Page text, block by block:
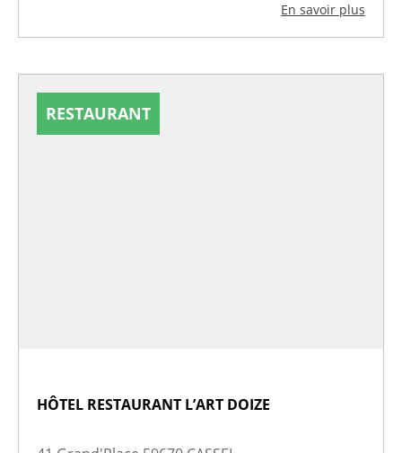
En savoir plus
RESTAURANT
HÔTEL RESTAURANT L’ART DOIZE